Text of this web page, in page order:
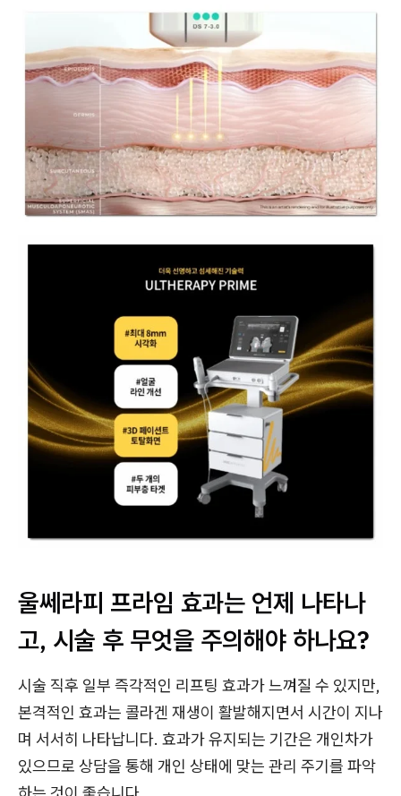
울쎄라피 프라임 효과는 언제 나타나
고, 시술 후 무엇을 주의해야 하나요?
시술 직후 일부 즉각적인 리프팅 효과가 느껴질 수 있지만,
본격적인 효과는 콜라겐 재생이 활발해지면서 시간이 지나
며 서서히 나타납니다. 효과가 유지되는 기간은 개인차가
있으므로 상담을 통해 개인 상태에 맞는 관리 주기를 파악